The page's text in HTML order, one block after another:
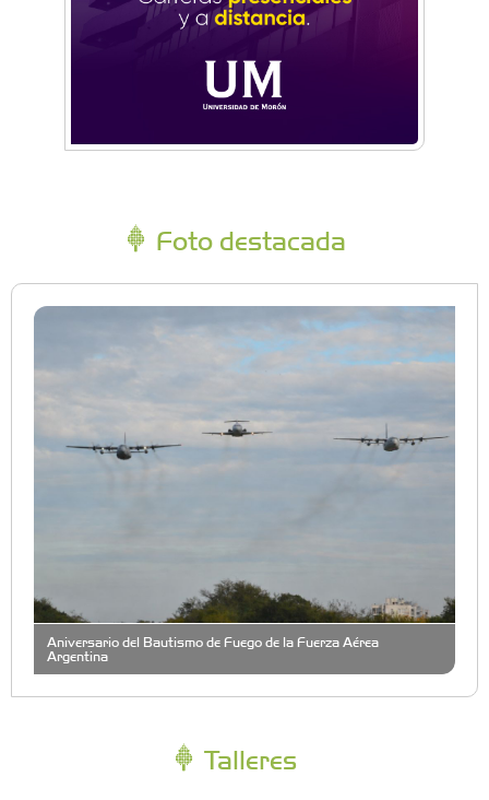
Foto destacada
Aniversario del Bautismo de Fuego de la Fuerza Aérea
Argentina
Talleres